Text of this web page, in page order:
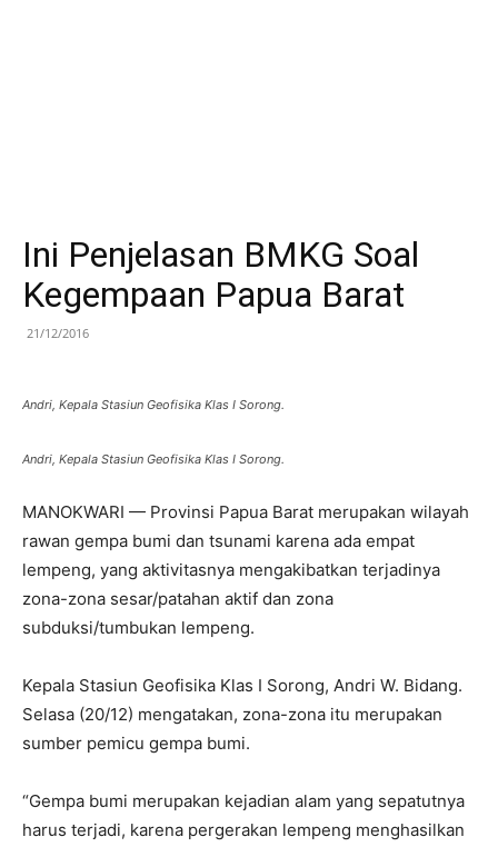
Ini Penjelasan BMKG Soal
Kegempaan Papua Barat
21/12/2016
Andri, Kepala Stasiun Geofisika Klas I Sorong.
Andri, Kepala Stasiun Geofisika Klas I Sorong.
MANOKWARI — Provinsi Papua Barat merupakan wilayah
rawan gempa bumi dan tsunami karena ada empat
lempeng, yang aktivitasnya mengakibatkan terjadinya
zona-zona sesar/patahan aktif dan zona
subduksi/tumbukan lempeng.
Kepala Stasiun Geofisika Klas I Sorong, Andri W. Bidang.
Selasa (20/12) mengatakan, zona-zona itu merupakan
sumber pemicu gempa bumi.
“Gempa bumi merupakan kejadian alam yang sepatutnya
harus terjadi, karena pergerakan lempeng menghasilkan